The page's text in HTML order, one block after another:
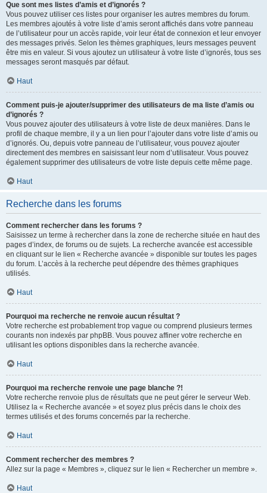
Que sont mes listes d’amis et d’ignorés ?
Vous pouvez utiliser ces listes pour organiser les autres membres du forum.
Les membres ajoutés à votre liste d’amis seront affichés dans votre panneau
de l’utilisateur pour un accès rapide, voir leur état de connexion et leur envoyer
des messages privés. Selon les thèmes graphiques, leurs messages peuvent
être mis en valeur. Si vous ajoutez un utilisateur à votre liste d’ignorés, tous ses
messages seront masqués par défaut.
Haut
Comment puis-je ajouter/supprimer des utilisateurs de ma liste d’amis ou
d’ignorés ?
Vous pouvez ajouter des utilisateurs à votre liste de deux manières. Dans le
profil de chaque membre, il y a un lien pour l’ajouter dans votre liste d’amis ou
d’ignorés. Ou, depuis votre panneau de l’utilisateur, vous pouvez ajouter
directement des membres en saisissant leur nom d’utilisateur. Vous pouvez
également supprimer des utilisateurs de votre liste depuis cette même page.
Haut
Recherche dans les forums
Comment rechercher dans les forums ?
Saisissez un terme à rechercher dans la zone de recherche située en haut des
pages d’index, de forums ou de sujets. La recherche avancée est accessible
en cliquant sur le lien « Recherche avancée » disponible sur toutes les pages
du forum. L’accès à la recherche peut dépendre des thèmes graphiques
utilisés.
Haut
Pourquoi ma recherche ne renvoie aucun résultat ?
Votre recherche est probablement trop vague ou comprend plusieurs termes
courants non indexés par phpBB. Vous pouvez affiner votre recherche en
utilisant les options disponibles dans la recherche avancée.
Haut
Pourquoi ma recherche renvoie une page blanche ?!
Votre recherche renvoie plus de résultats que ne peut gérer le serveur Web.
Utilisez la « Recherche avancée » et soyez plus précis dans le choix des
termes utilisés et des forums concernés par la recherche.
Haut
Comment rechercher des membres ?
Allez sur la page « Membres », cliquez sur le lien « Rechercher un membre ».
Haut